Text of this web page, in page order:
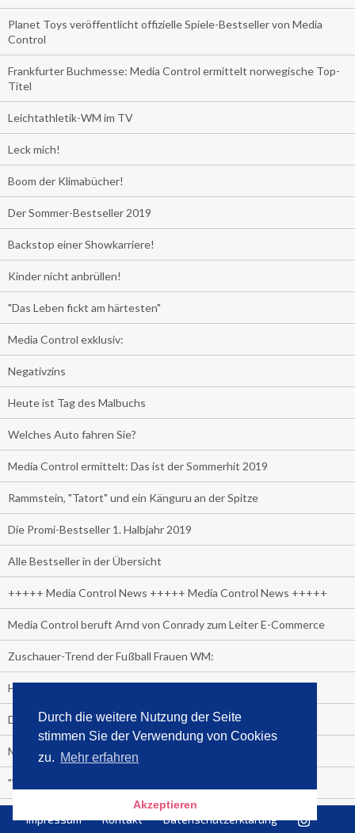
Durch die weitere Nutzung der Seite
stimmen Sie der Verwendung von Cookies
zu. Mehr erfahren
Akzeptieren
Planet Toys veröffentlicht offizielle Spiele-Bestseller von Media
Control
Frankfurter Buchmesse: Media Control ermittelt norwegische Top-
Titel
Leichtathletik-WM im TV
Leck mich!
Boom der Klimabücher!
Der Sommer-Bestseller 2019
Backstop einer Showkarriere!
Kinder nicht anbrüllen!
"Das Leben fickt am härtesten"
Media Control exklusiv:
Negativzins
Heute ist Tag des Malbuchs
Welches Auto fahren Sie?
Media Control ermittelt: Das ist der Sommerhit 2019
Rammstein, "Tatort" und ein Känguru an der Spitze
Die Promi-Bestseller 1. Halbjahr 2019
Alle Bestseller in der Übersicht
+++++ Media Control News +++++ Media Control News +++++
Media Control beruft Arnd von Conrady zum Leiter E-Commerce
Zuschauer-Trend der Fußball Frauen WM:
Heute wäre sie 90 Jahre alt geworden.
Das beliebteste Tatort-Duo ist?
Media Control: Friday-Greta
"Viva la Vagina!" oder "Kamasutra Workout":
Senna Gammour erhält Spitzenfeder für meistverkauftes Buch
Impressum Kontakt Datenschutzerklärung